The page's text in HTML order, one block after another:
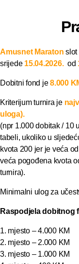
Amusnet Maraton slot
srijede 15.04.2026.od
Dobitni fond je8.000
Kriterijum turnira je
uloga).
(npr 1.000 dobitak / 10
tabeli, ukoliko u
kvota 200 jer je veća
veća pogođena kvota
turnira).
Minimalni ulog za
Raspodjela dobitnog
1. mjesto – 4.000 KM
2. mjesto – 2.000 KM
3. mjesto – 1.000 KM